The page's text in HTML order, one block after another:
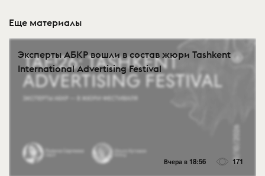
Еще материалы
Эксперты АБКР вошли в состав жюри Tashkent
International Advertising Festival
Вчера в 18:56 171